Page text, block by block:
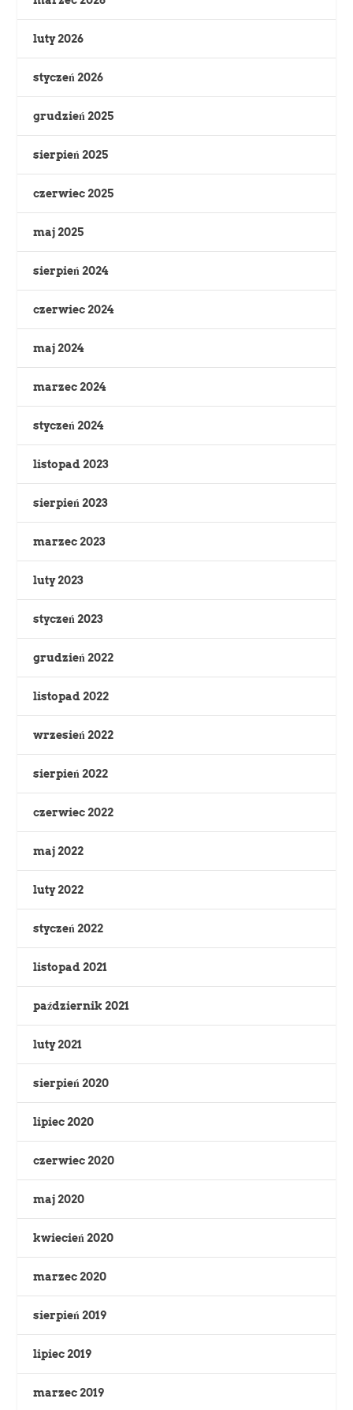
luty 2026
styczeń 2026
grudzień 2025
sierpień 2025
czerwiec 2025
maj 2025
sierpień 2024
czerwiec 2024
maj 2024
marzec 2024
styczeń 2024
listopad 2023
sierpień 2023
marzec 2023
luty 2023
styczeń 2023
grudzień 2022
listopad 2022
wrzesień 2022
sierpień 2022
czerwiec 2022
maj 2022
luty 2022
styczeń 2022
listopad 2021
październik 2021
luty 2021
sierpień 2020
lipiec 2020
czerwiec 2020
maj 2020
kwiecień 2020
marzec 2020
sierpień 2019
lipiec 2019
marzec 2019